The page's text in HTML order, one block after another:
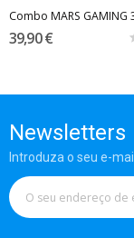
39,90 €
Newsletters
Introduza o seu e-mail